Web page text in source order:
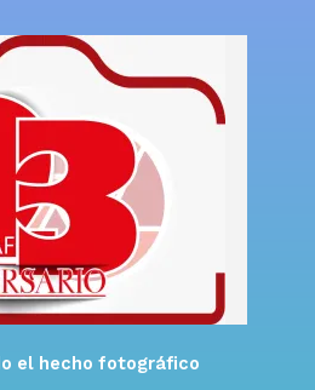
el hecho fotográfico